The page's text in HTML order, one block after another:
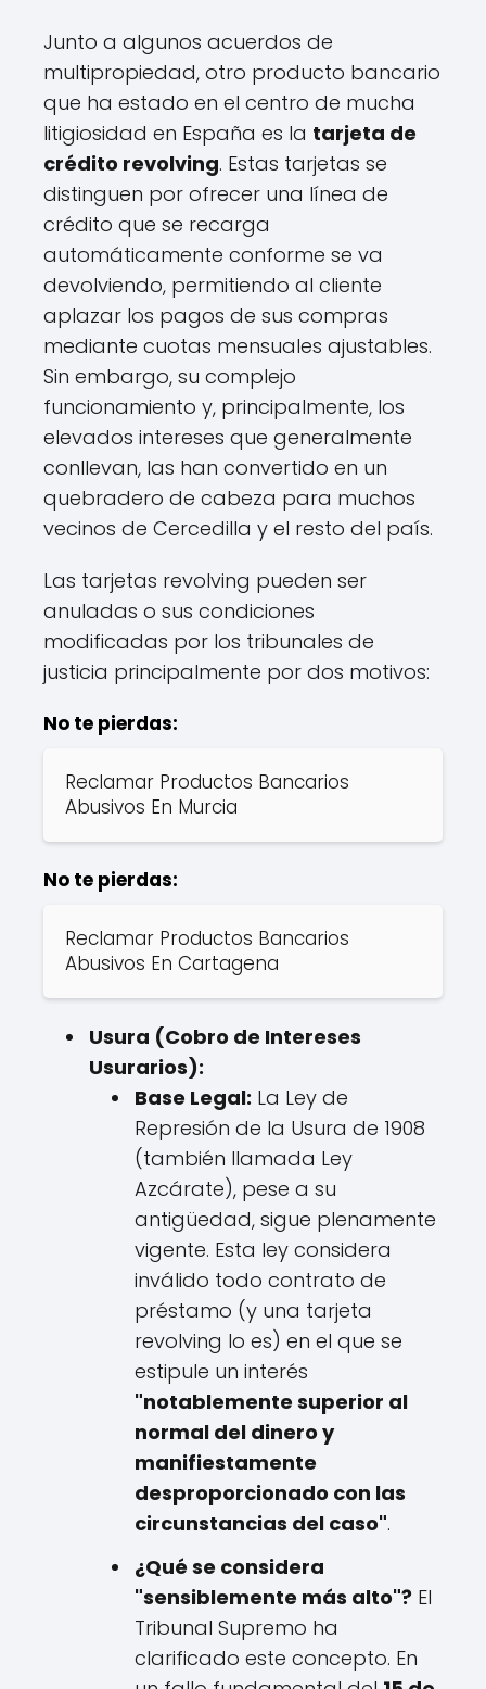
Junto a algunos acuerdos de
multipropiedad, otro producto bancario
que ha estado en el centro de mucha
litigiosidad en España es la tarjeta de
crédito revolving. Estas tarjetas se
distinguen por ofrecer una línea de
crédito que se recarga
automáticamente conforme se va
devolviendo, permitiendo al cliente
aplazar los pagos de sus compras
mediante cuotas mensuales ajustables.
Sin embargo, su complejo
funcionamiento y, principalmente, los
elevados intereses que generalmente
conllevan, las han convertido en un
quebradero de cabeza para muchos
vecinos de Cercedilla y el resto del país.
Las tarjetas revolving pueden ser
anuladas o sus condiciones
modificadas por los tribunales de
justicia principalmente por dos motivos:
No te pierdas:
Reclamar Productos Bancarios
Abusivos En Murcia
No te pierdas:
Reclamar Productos Bancarios
Abusivos En Cartagena
Usura (Cobro de Intereses
Usurarios):
Base Legal: La Ley de
Represión de la Usura de 1908
(también llamada Ley
Azcárate), pese a su
antigüedad, sigue plenamente
vigente. Esta ley considera
inválido todo contrato de
préstamo (y una tarjeta
revolving lo es) en el que se
estipule un interés
"notablemente superior al
normal del dinero y
manifiestamente
desproporcionado con las
circunstancias del caso".
¿Qué se considera
"sensiblemente más alto"? El
Tribunal Supremo ha
clarificado este concepto. En